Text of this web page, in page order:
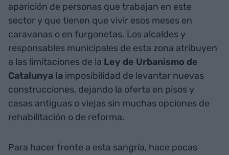
aparición de personas que trabajan en este
sector y que tienen que vivir esos meses en
caravanas o en furgonetas. Los alcaldes y
responsables municipales de esta zona atribuyen
a las limitaciones de la Ley de Urbanismo de
Catalunya la imposibilidad de levantar nuevas
construcciones, dejando la oferta en pisos y
casas antiguas o viejas sin muchas opciones de
rehabilitación o de reforma.
Para hacer frente a esta sangría, hace pocas